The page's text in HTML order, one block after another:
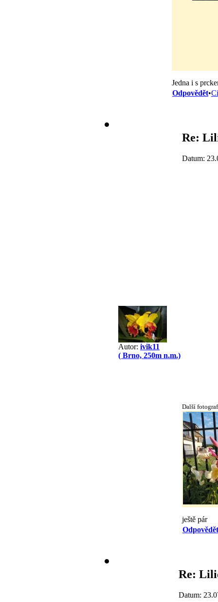
Jedna i s
Odpovědět•
Autor: ivik11
( Brno, 250m n.m.)
Re:
Datum:
Další
ještě pár
Odpovědět
Re:
Datum: